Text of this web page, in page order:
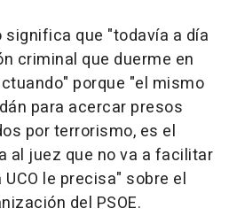
significa que "todavía a día
criminal que duerme en
porque "el mismo
para acercar presos
por terrorismo, es el
al juez que no va a facilitar
le precisa" sobre el
del PSOE.